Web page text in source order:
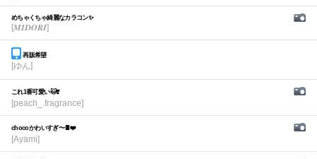
めちゃくちゃ綺麗なカラコン✨
[𝑴𝑰𝑫𝑶𝑹𝑰]
再販希望
[ゆん]
これ1番可愛い🐱❣️
[peach_.fragrance]
chocoかわいすぎ〜🍫❤️
[Ayami]